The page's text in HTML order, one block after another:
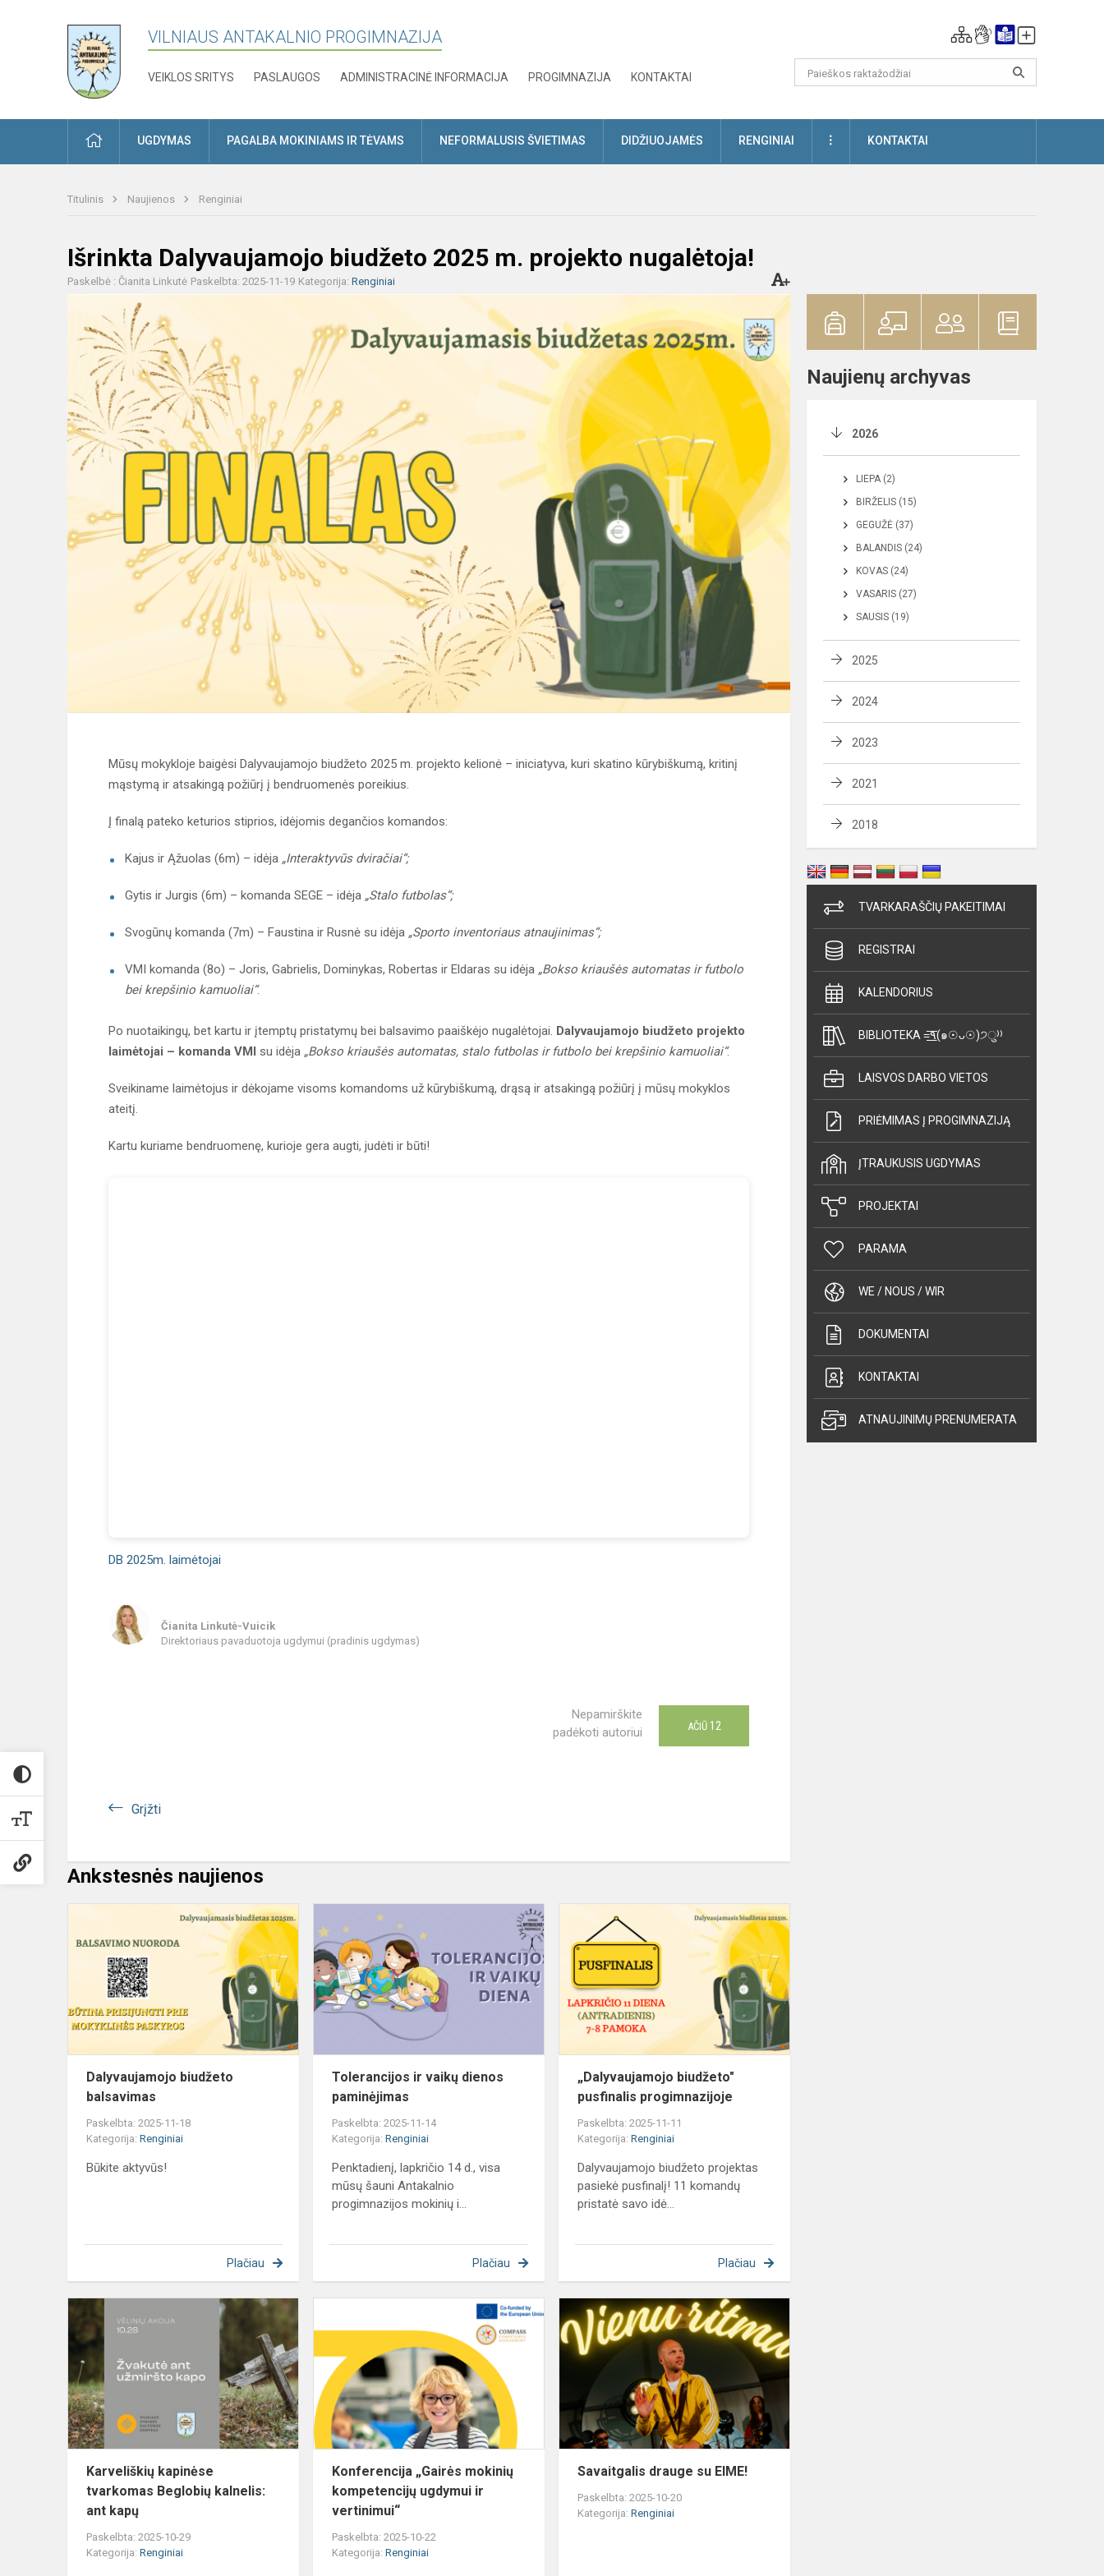
VILNIAUS ANTAKALNIO PROGIMNAZIJA
VEIKLOS SRITYS PASLAUGOS ADMINISTRACINĖ INFORMACIJA PROGIMNAZIJA KONTAKTAI
PRADŽIAUGDYMAS PAGALBA MOKINIAMS IR TĖVAMS NEFORMALUSIS ŠVIETIMAS DIDŽIUOJAMĖS RENGINIAI DAUGIAUKONTAKTAI
Titulinis Naujienos Renginiai
Išrinkta Dalyvaujamojo biudžeto 2025 m. projekto nugalėtoja!
Paskelbė : Čianita Linkutė Paskelbta: 2025-11-19 Kategorija: Renginiai
Mūsų mokykloje baigėsi Dalyvaujamojo biudžeto 2025 m. projekto kelionė – iniciatyva, kuri skatino kūrybiškumą, kritinį
mąstymą ir atsakingą požiūrį į bendruomenės poreikius.
Į finalą pateko keturios stiprios, idėjomis degančios komandos:
Kajus ir Ąžuolas (6m) – idėja „Interaktyvūs dviračiai“;
Gytis ir Jurgis (6m) – komanda SEGE – idėja „Stalo futbolas“;
Svogūnų komanda (7m) – Faustina ir Rusnė su idėja „Sporto inventoriaus atnaujinimas“;
VMI komanda (8o) – Joris, Gabrielis, Dominykas, Robertas ir Eldaras su idėja „Bokso kriaušės automatas ir futbolo
bei krepšinio kamuoliai“.
Po nuotaikingų, bet kartu ir įtemptų pristatymų bei balsavimo paaiškėjo nugalėtojai. Dalyvaujamojo biudžeto projekto
laimėtojai – komanda VMI su idėja „Bokso kriaušės automatas, stalo futbolas ir futbolo bei krepšinio kamuoliai“.
Sveikiname laimėtojus ir dėkojame visoms komandoms už kūrybiškumą, drąsą ir atsakingą požiūrį į mūsų mokyklos
ateitį.
Kartu kuriame bendruomenę, kurioje gera augti, judėti ir būti!
DB 2025m. laimėtojai
Čianita Linkutė-Vuicik
Direktoriaus pavaduotoja ugdymui (pradinis ugdymas)
Nepamirškite
padėkoti autoriui
AČIŪ 12
Grįžti
Ankstesnės naujienos
Dalyvaujamojo
biudžeto
balsavimas
Dalyvaujamojo biudžeto
balsavimas
Paskelbta: 2025-11-18
Kategorija: Renginiai
Būkite aktyvūs!
Plačiau
Tolerancijos
ir
vaikų
dienos
paminėjimas
Tolerancijos ir vaikų dienos
paminėjimas
Paskelbta: 2025-11-14
Kategorija:Renginiai
Penktadienį, lapkričio 14 d., visa
mūsų šauni Antakalnio
progimnazijos mokinių i...
Plačiau
„Dalyvaujamojo
biudžeto"
progimnazijoje
„Dalyvaujamojo biudžeto"
pusfinalis progimnazijoje
Paskelbta: 2025-11-11
Kategorija:Renginiai
Dalyvaujamojo biudžeto projektas
pasiekė pusfinalį! 11 komandų
pristatė savo idė...
Plačiau
kapinėse
tvarkomas
Beglobių
kalnelis:
ant
kapų
Karveliškių kapinėse
tvarkomas Beglobių kalnelis:
ant kapų
Paskelbta: 2025-10-29
Kategorija: Renginiai
Konferencija
„Gairės
mokinių
kompetencijų
vertin...
Konferencija „Gairės mokinių
kompetencijų ugdymui ir
vertinimui“
Paskelbta: 2025-10-22
Kategorija:Renginiai
su
EIME!
Savaitgalis drauge su EIME!
Paskelbta: 2025-10-20
Kategorija:Renginiai
Naujienų archyvas
2026
LIEPA (2)
BIRŽELIS (15)
GEGUŽĖ (37)
BALANDIS (24)
KOVAS (24)
VASARIS (27)
SAUSIS (19)
2025
2024
2023
2021
2018
TVARKARAŠČIŲ PAKEITIMAI
REGISTRAI
KALENDORIUS
BIBLIOTEKA =͟͟͞͞٩(๑☉ᴗ☉)੭ु⁾⁾
LAISVOS DARBO VIETOS
PRIĖMIMAS Į PROGIMNAZIJĄ
ĮTRAUKUSIS UGDYMAS
PROJEKTAI
PARAMA
WE / NOUS / WIR
DOKUMENTAI
KONTAKTAI
ATNAUJINIMŲ PRENUMERATA